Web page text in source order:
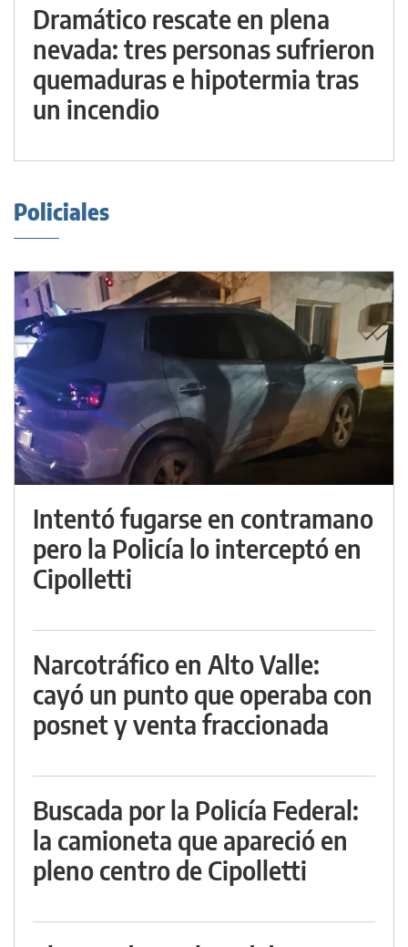
Dramático rescate en plena
nevada: tres personas sufrieron
quemaduras e hipotermia tras
un incendio
Policiales
Intentó fugarse en contramano
pero la Policía lo interceptó en
Cipolletti
Narcotráfico en Alto Valle:
cayó un punto que operaba con
posnet y venta fraccionada
Buscada por la Policía Federal:
la camioneta que apareció en
pleno centro de Cipolletti